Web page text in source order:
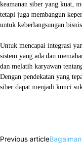
keamanan siber yang kuat,
tetapi juga membangun
untuk keberlangsungan
Untuk mencapai integrasi
sistem yang ada dan
dan melatih karyawan
Dengan pendekatan yang
siber dapat menjadi kunci
Previous article